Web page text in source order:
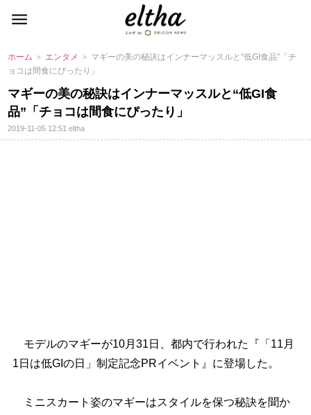
ホーム ＞ エンタメ ＞ マギーの美の秘訣はインナーマッスルと“低GI食品”「チ
ョコは間食にぴったり」
マギーの美の秘訣はインナーマッスルと“低GI食
品”「チョコは間食にぴったり」
2019-11-05 12:51eltha
モデルのマギーが10月31日、都内で行われた『「11月
1日は低GIの日」制定記念PRイベント』に登場した。
ミニスカート姿のマギーはスタイルを保つ秘訣を聞か